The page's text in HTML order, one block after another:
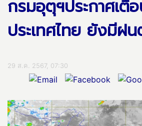
กรมอุตุฯประกาศเตื
ประเทศไทย ยังมีฝ
29 ส.ค. 2567, 07:30